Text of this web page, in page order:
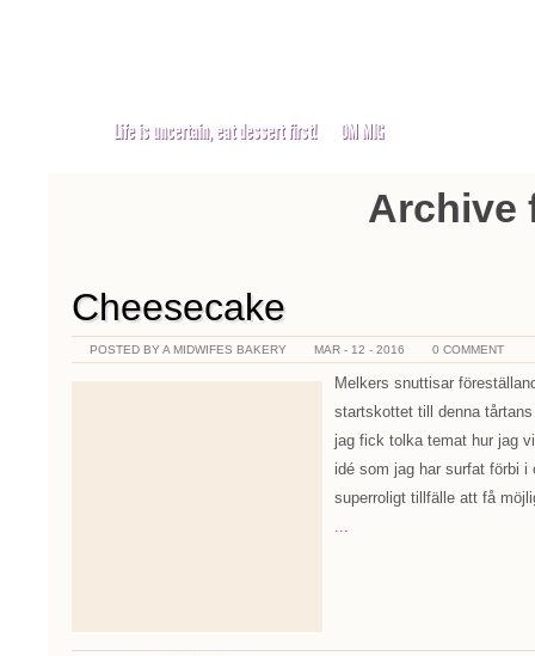
Life is uncertain, eat dessert first! OM MIG
Archive
Cheesecake
POSTED BY A MIDWIFES BAKERY MAR - 12 - 2016 0 COMMENT
Melkers snuttisar
startskottet till denna
jag fick tolka temat hur jag
idé som jag har surfat förbi
superroligt tillfälle att få
...